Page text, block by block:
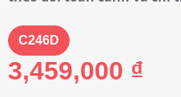
C246D
3,459,000 ₫